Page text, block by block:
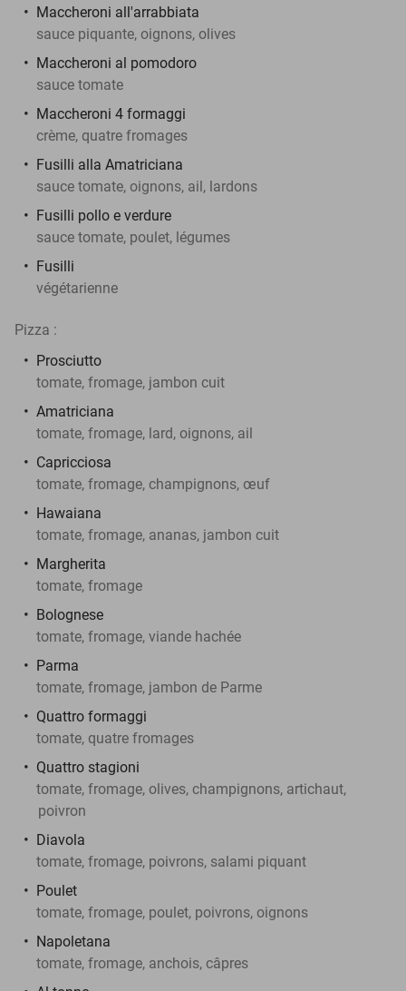
Maccheroni all'arrabbiata
sauce piquante, oignons, olives
Maccheroni al pomodoro
sauce tomate
Maccheroni 4 formaggi
crème, quatre fromages
Fusilli alla Amatriciana
sauce tomate, oignons, ail, lardons
Fusilli pollo e verdure
sauce tomate, poulet, légumes
Fusilli
végétarienne
Pizza :
Prosciutto
tomate, fromage, jambon cuit
Amatriciana
tomate, fromage, lard, oignons, ail
Capricciosa
tomate, fromage, champignons, œuf
Hawaiana
tomate, fromage, ananas, jambon cuit
Margherita
tomate, fromage
Bolognese
tomate, fromage, viande hachée
Parma
tomate, fromage, jambon de Parme
Quattro formaggi
tomate, quatre fromages
Quattro stagioni
tomate, fromage, olives, champignons, artichaut,
poivron
Diavola
tomate, fromage, poivrons, salami piquant
Poulet
tomate, fromage, poulet, poivrons, oignons
Napoletana
tomate, fromage, anchois, câpres